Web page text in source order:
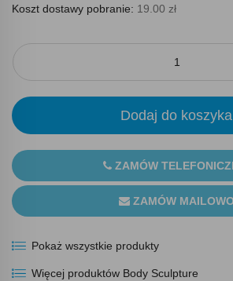
Koszt dostawy pobranie: 19.00 zł
Dodaj do koszyka
ZAMÓW
ZAMÓW
Pokaż wszystkie produkty
Więcej produktów Body Sculpture